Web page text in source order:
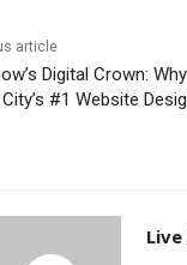
article
Digital Crown:
#1 Website